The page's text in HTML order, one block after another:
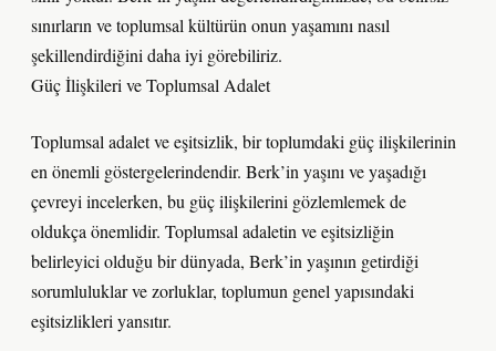
sınırların ve toplumsal kültürün onun yaşamını nasıl
şekillendirdiğini daha iyi görebiliriz.
Güç İlişkileri ve Toplumsal Adalet
Toplumsal adalet ve eşitsizlik, bir toplumdaki güç ilişkilerinin
en önemli göstergelerindendir. Berk’in yaşını ve yaşadığı
çevreyi incelerken, bu güç ilişkilerini gözlemlemek de
oldukça önemlidir. Toplumsal adaletin ve eşitsizliğin
belirleyici olduğu bir dünyada, Berk’in yaşının getirdiği
sorumluluklar ve zorluklar, toplumun genel yapısındaki
eşitsizlikleri yansıtır.